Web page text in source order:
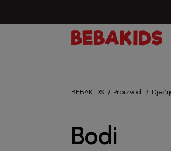
BEBAKIDS Proizvodi
Bodi